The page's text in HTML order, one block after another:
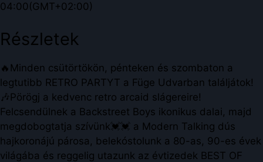
04:00 (GMT+02:00)
Részletek
🔥Minden csütörtökön, pénteken és szombaton a
legtutibb RETRO PARTYT a Füge Udvarban találjátok!
🎶Pörögj a kedvenc retro arcaid slágereire!
Felcsendülnek a Backstreet Boys ikonikus dalai, majd
megdobogtatja szívünk💓💓 a Modern Talking dús
hajkoronájú párosa, belekóstolunk a 80-as, 90-es évek
világába és reggelig utazunk az évtizedek BEST OF